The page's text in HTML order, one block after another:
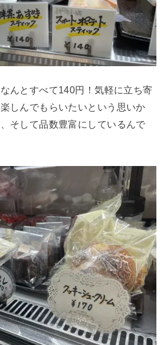
んとすべて140円！気軽に立ち寄
しんでもらいたいという思いか
そして品数豊富にしているんで